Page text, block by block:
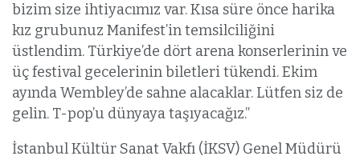
bizim size ihtiyacımız var. Kısa süre önce harika
kız grubunuz Manifest’in temsilciliğini
üstlendim. Türkiye’de dört arena konserlerinin ve
üç festival gecelerinin biletleri tükendi. Ekim
ayında Wembley’de sahne alacaklar. Lütfen siz de
gelin. T-pop’u dünyaya taşıyacağız.”
İstanbul Kültür Sanat Vakfı (İKSV) Genel Müdürü